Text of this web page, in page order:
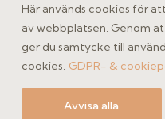
Här används cookies för
av webbplatsen. Genom
ger du samtycke till
cookies. GDPR- &
Avvisa alla
GDPR- & cookiepolicy